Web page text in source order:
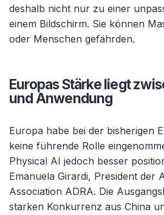
deshalb nicht nur zu einer
einem Bildschirm. Sie können
oder Menschen gefährden.
Europas Stärke liegt
und Anwendung
Europa habe bei der bisherigen
keine führende Rolle
Physical AI jedoch besser
Emanuela Girardi, President der
Association ADRA. Die
starken Konkurrenz aus China